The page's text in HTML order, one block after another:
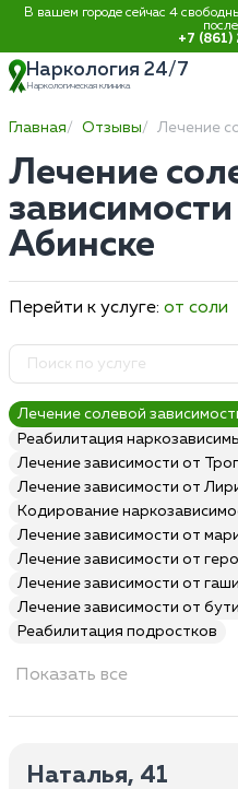
В вашем городе сейчас 4
+7
Наркология 24/7
Наркологическая клиника
Главная Отзывы Лечение
Лечение
Абинске
Перейти к услуге: от соли
Лечение солевой
Реабилитация
Лечение зависимости от
Лечение зависимости от
Кодирование
Лечение зависимости от
Лечение зависимости от
Лечение зависимости от
Лечение зависимости от
Реабилитация подростков
Показать все
Наталья, 41